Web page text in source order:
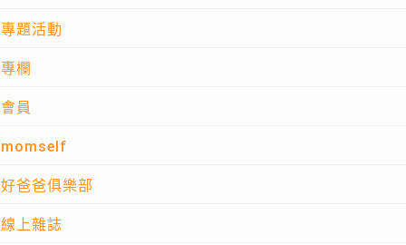
專題活動
專欄
會員
momself
好爸爸俱樂部
線上雜誌